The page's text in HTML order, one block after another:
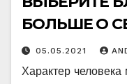
БОЛЬШЕ О
05.05.2021
Характер